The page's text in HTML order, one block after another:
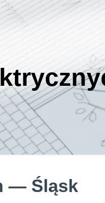
— Śląsk